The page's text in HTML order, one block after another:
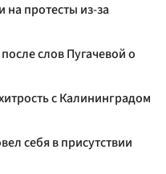
протесты из-за
слов Пугачевой о
с Калининградом
cебя в присутствии